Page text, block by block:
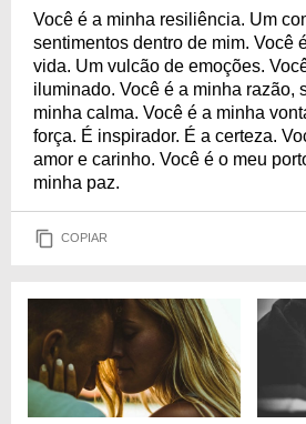
Você é a minha resiliência. Um
sentimentos dentro de mim. Você
vida. Um vulcão de emoções.
iluminado. Você é a minha razão,
minha calma. Você é a minha
força. É inspirador. É a certeza.
amor e carinho. Você é o meu
minha paz.
COPIAR